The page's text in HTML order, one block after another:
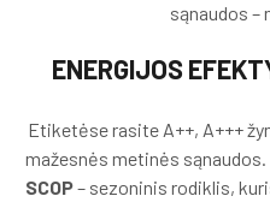
sąnaudos –
ENERGIJOS
Etiketėse rasite A++, A+++
mažesnės metinės sąnaudos.
SCOP– sezoninis rodiklis,